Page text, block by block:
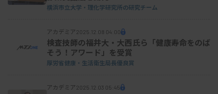
横浜市立大学・理化学研究所の研究チーム
アカデミア 2025.12.08 04:00
検査技師の福井大・大西氏ら「健康寿命をのば
そう！アワード」を受賞
厚労省健康・生活衛生局長優良賞
アカデミア 2025.12.03 05:45